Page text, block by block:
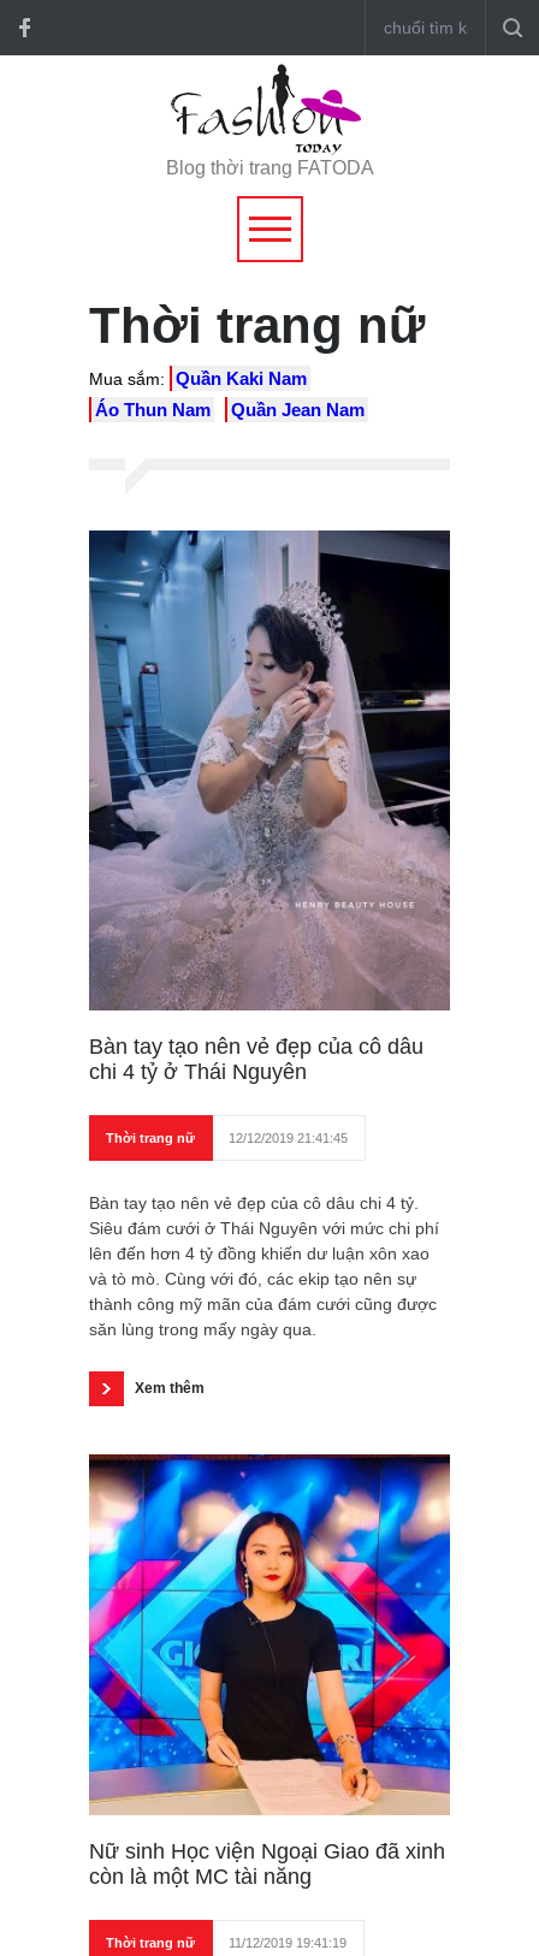
Blog thời trang FATODA
Thời trang nữ
Mua sắm:
Quần Kaki Nam
Áo Thun Nam
Quần Jean Nam
Bàn tay tạo nên vẻ đẹp của cô dâu
chi 4 tỷ ở Thái Nguyên
Thời trang nữ 12/12/2019 21:41:45
Bàn tay tạo nên vẻ đẹp của cô dâu chi 4 tỷ.
Siêu đám cưới ở Thái Nguyên với mức chi phí
lên đến hơn 4 tỷ đồng khiến dư luận xôn xao
và tò mò. Cùng với đó, các ekip tạo nên sự
thành công mỹ mãn của đám cưới cũng được
săn lùng trong mấy ngày qua.
Xem thêm
Nữ sinh Học viện Ngoại Giao đã xinh
còn là một MC tài năng
Thời trang nữ 11/12/2019 19:41:19